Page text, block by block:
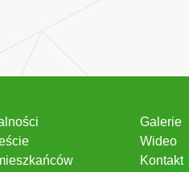
Galerie
Wideo
Kontakt